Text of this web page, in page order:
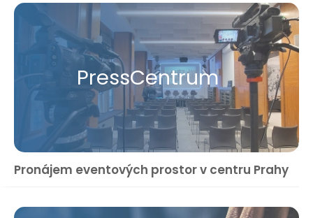
Press​Centrum
Pronájem eventových prostor v centru Prahy